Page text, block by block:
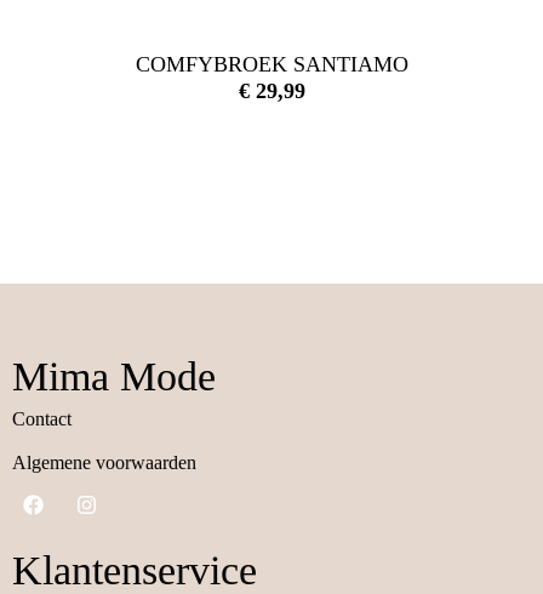
COMFYBROEK SANTIAMO
€29,99
Mima Mode
Contact
Algemene voorwaarden
Klantenservice